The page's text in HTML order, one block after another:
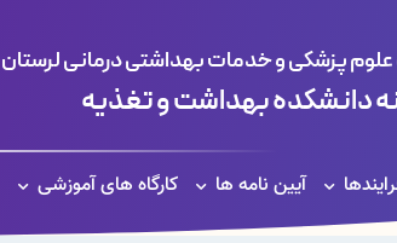
علوم پزشکی و خدمات بهداشتی درمانی لرستان
دانشکده بهداشت و تغذیه
آیین نامه ها کارگاه های آموزشی